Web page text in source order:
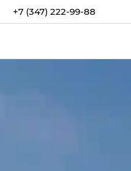
+7 (347) 222-99-88